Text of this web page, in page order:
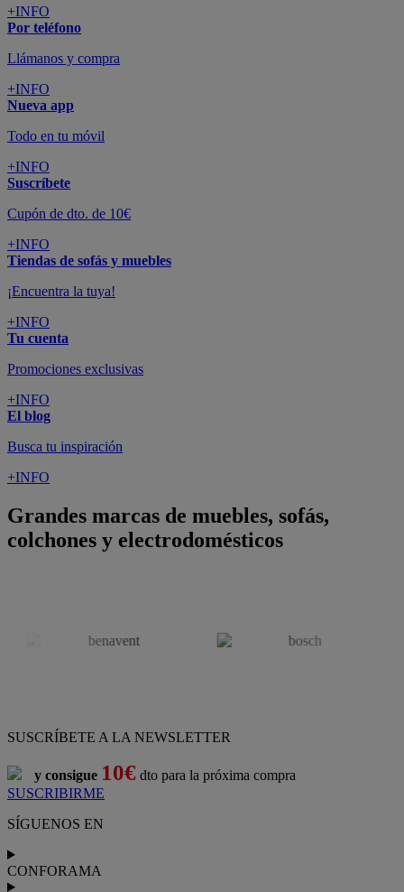
+INFO
Por teléfono
Llámanos y compra
+INFO
Nueva app
Todo en tu móvil
+INFO
Suscríbete
Cupón de dto. de 10€
+INFO
Tiendas de sofás y muebles
¡Encuentra la tuya!
+INFO
Tu cuenta
Promociones exclusivas
+INFO
El blog
Busca tu inspiración
+INFO
Grandes marcas de muebles, sofás,
colchones y electrodomésticos
SUSCRÍBETE A LA NEWSLETTER
y consigue 10€ dto para la próxima compra
SUSCRIBIRME
SÍGUENOS EN
CONFORAMA